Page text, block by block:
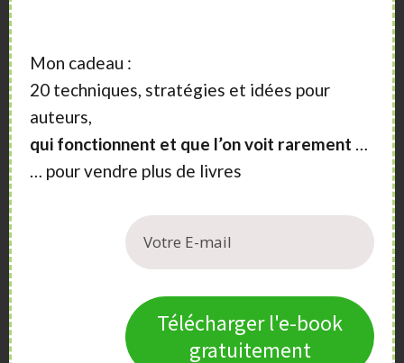
Mon cadeau :
20 techniques, stratégies et idées pour
auteurs,
qui fonctionnent et que l’on voit rarement …
… pour vendre plus de livres
Télécharger l'e-book
gratuitement